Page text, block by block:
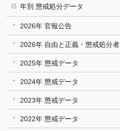
年別 懲戒処分データ
2026年 官報公告
2026年 自由と正義・懲戒処分者
2025年 懲戒データ
2024年 懲戒データ
2023年 懲戒データ
2022年 懲戒データ